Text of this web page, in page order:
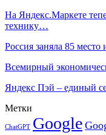
На Яндекс.Маркете
технику…
Россия заняла 85
Всемирный
Яндекс Пэй – единый
Метки
ChatGPT Google